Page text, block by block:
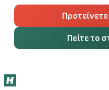
Πείτε το